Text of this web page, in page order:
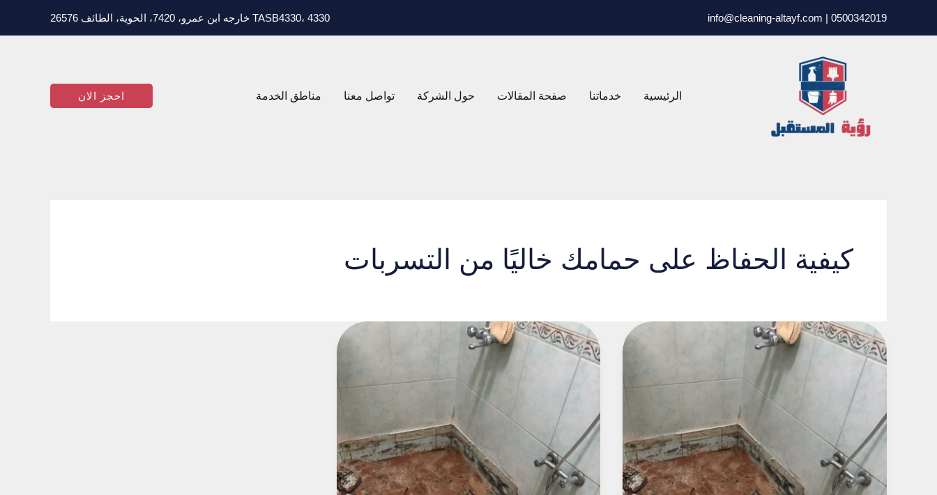
0500342019 | info@cleaning-altayf.com TASB4330، 4330 خارجه ابن عمرو، 7420، الحوية، الطائف 26576
الرئيسية خدماتنا صفحة المقالات حول الشركة تواصل معنا مناطق الخدمة احجز الان
كيفية الحفاظ على حمامك خاليًا من التسربات